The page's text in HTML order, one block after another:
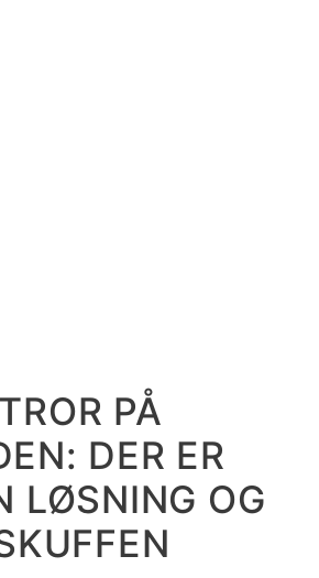
PÅ
DER ER
LØSNING OG